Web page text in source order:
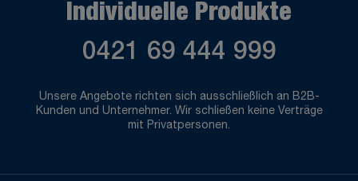
Individuelle Produkte
0421 69 444 999
Unsere Angebote richten sich ausschließlich an B2B-
Kunden und Unternehmer. Wir schließen keine Verträge
mit Privatpersonen.